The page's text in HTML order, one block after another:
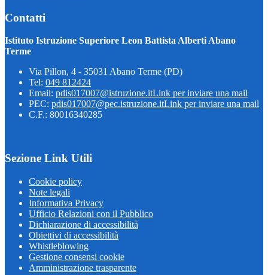
Contatti
Istituto Istruzione Superiore Leon Battista Alberti Abano
Terme
Via Pillon, 4 - 35031 Abano Terme (PD)
Tel: 049 812424
Email: pdis017007@istruzione.itLink per inviare una mail
PEC: pdis017007@pec.istruzione.itLink per inviare una mail
C.F.: 80016340285
Sezione Link Utili
Cookie policy
Note legali
Informativa Privacy
Ufficio Relazioni con il Pubblico
Dichiarazione di accessibilità
Obiettivi di accessibilità
Whistleblowing
Gestione consensi cookie
Amministrazione trasparente